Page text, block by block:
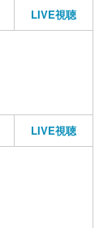
LIVE視聴
LIVE視聴